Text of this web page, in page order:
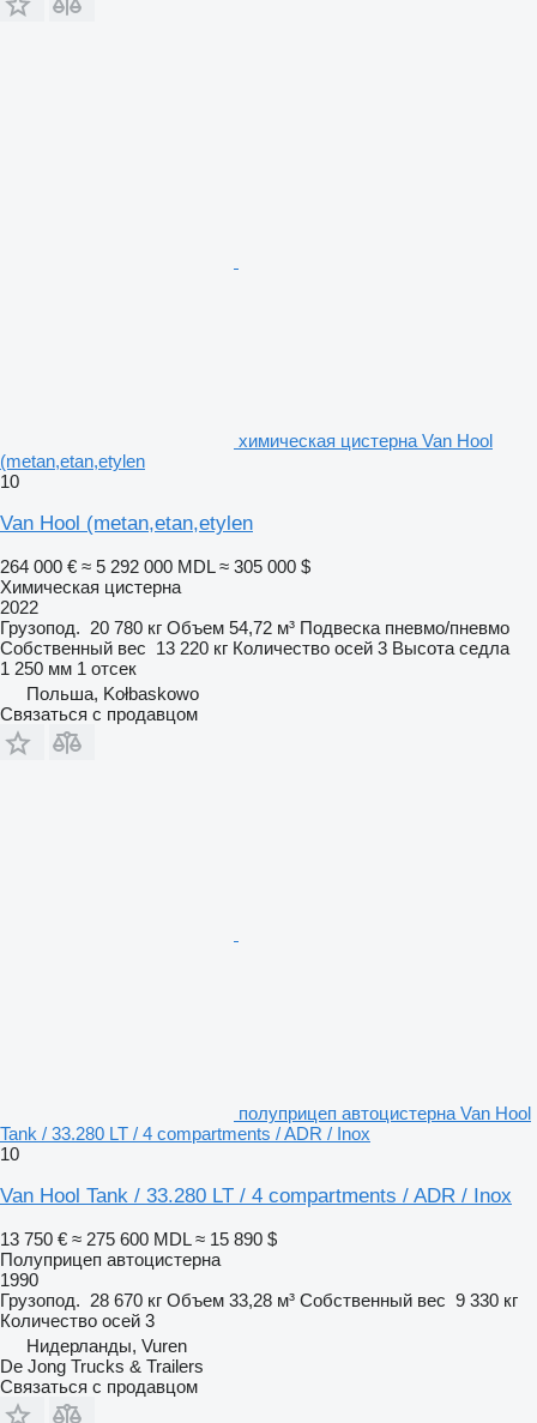
химическая цистерна Van Hool
(metan,etan,etylen
10
Van Hool (metan,etan,etylen
264 000 € ≈ 5 292 000 MDL ≈ 305 000 $
Химическая цистерна
2022
Грузопод. 20 780 кг Объем 54,72 м³ Подвеска пневмо/пневмо
Собственный вес 13 220 кг Количество осей 3 Высота седла
1 250 мм 1 отсек
Польша, Kołbaskowo
Связаться с продавцом
полуприцеп автоцистерна Van Hool
Tank / 33.280 LT / 4 compartments / ADR / Inox
10
Van Hool Tank / 33.280 LT / 4 compartments / ADR / Inox
13 750 € ≈ 275 600 MDL ≈ 15 890 $
Полуприцеп автоцистерна
1990
Грузопод. 28 670 кг Объем 33,28 м³ Собственный вес 9 330 кг
Количество осей 3
Нидерланды, Vuren
De Jong Trucks & Trailers
Связаться с продавцом